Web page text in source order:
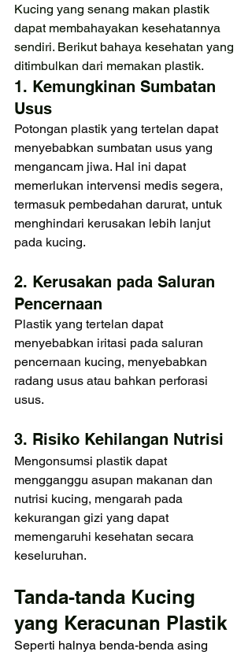
Kucing yang senang makan plastik
dapat membahayakan kesehatannya
sendiri. Berikut bahaya kesehatan yang
ditimbulkan dari memakan plastik.
1. Kemungkinan Sumbatan
Usus
Potongan plastik yang tertelan dapat
menyebabkan sumbatan usus yang
mengancam jiwa. Hal ini dapat
memerlukan intervensi medis segera,
termasuk pembedahan darurat, untuk
menghindari kerusakan lebih lanjut
pada kucing.
2. Kerusakan pada Saluran
Pencernaan
Plastik yang tertelan dapat
menyebabkan iritasi pada saluran
pencernaan kucing, menyebabkan
radang usus atau bahkan perforasi
usus.
3. Risiko Kehilangan Nutrisi
Mengonsumsi plastik dapat
mengganggu asupan makanan dan
nutrisi kucing, mengarah pada
kekurangan gizi yang dapat
memengaruhi kesehatan secara
keseluruhan.
Tanda-tanda Kucing
yang Keracunan Plastik
Seperti halnya benda-benda asing